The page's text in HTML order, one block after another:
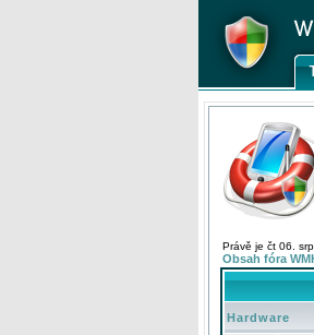
Právě je čt 06.
Obsah fóra
Hardware